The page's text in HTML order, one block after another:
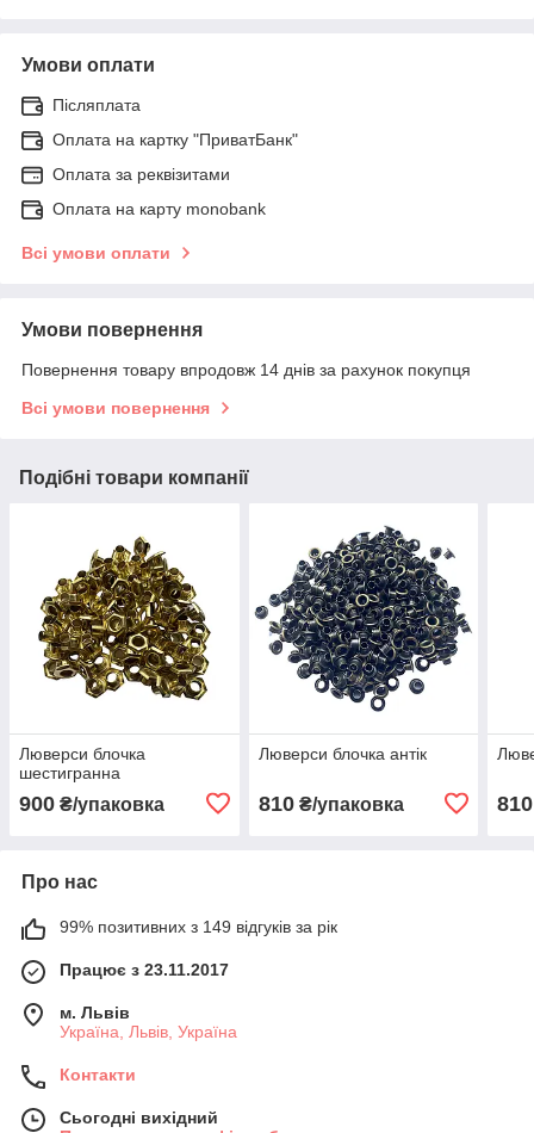
Умови оплати
Післяплата
Оплата на картку "ПриватБанк"
Оплата за реквізитами
Оплата на карту monobank
Всі умови оплати
Умови повернення
Повернення товару впродовж 14 днів за рахунок покупця
Всі умови повернення
Подібні товари компанії
Люверси блочка
шестигранна
900 ₴/упаковка
Люверси блочка антік
810₴/упаковка 810
Про нас
99% позитивних з 149 відгуків за рік
Працює з 23.11.2017
м. Львів
Україна, Львів, Україна
Контакти
Сьогодні вихідний